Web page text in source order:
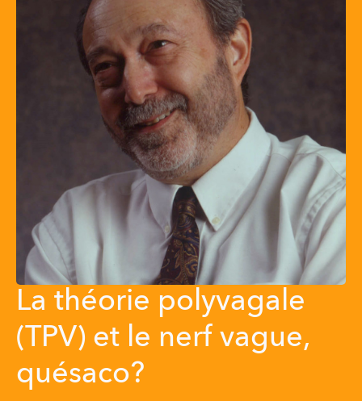
La théorie polyvagale
(TPV) et le nerf vague,
quésaco?